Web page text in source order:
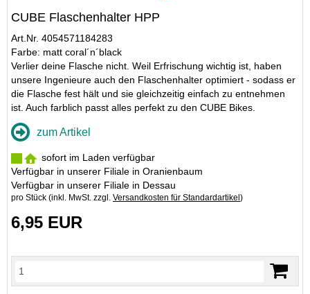
CUBE Flaschenhalter HPP
Art.Nr. 4054571184283
Farbe: matt coral´n´black
Verlier deine Flasche nicht. Weil Erfrischung wichtig ist, haben
unsere Ingenieure auch den Flaschenhalter optimiert - sodass er
die Flasche fest hält und sie gleichzeitig einfach zu entnehmen
ist. Auch farblich passt alles perfekt zu den CUBE Bikes.
zum Artikel
sofort im Laden verfügbar
Verfügbar in unserer Filiale in Oranienbaum
Verfügbar in unserer Filiale in Dessau
pro Stück (inkl. MwSt. zzgl. Versandkosten für Standardartikel)
6,95 EUR